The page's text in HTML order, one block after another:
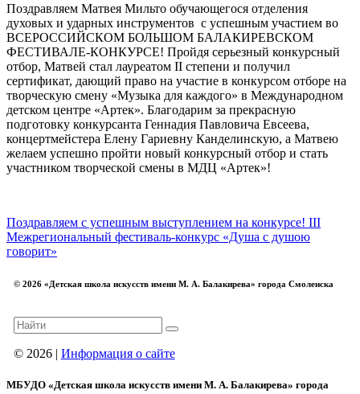
Поздравляем Матвея Мильто обучающегося отделения
духовых и ударных инструментов с успешным участием во
ВСЕРОССИЙСКОМ БОЛЬШОМ БАЛАКИРЕВСКОМ
ФЕСТИВАЛЕ-КОНКУРСЕ! Пройдя серьезный конкурсный
отбор, Матвей стал лауреатом II степени и получил
сертификат, дающий право на участие в конкурсом отборе на
творческую смену «Музыка для каждого» в Международном
детском центре «Артек». Благодарим за прекрасную
подготовку конкурсанта Геннадия Павловича Евсеева,
концертмейстера Елену Гариевну Канделинскую, а Матвею
желаем успешно пройти новый конкурсный отбор и стать
участником творческой смены в МДЦ «Артек»!
Поздравляем с успешным выступлением на конкурсе! III
Межрегиональный фестиваль-конкурс «Душа с душою
говорит»
© 2026 «Детская школа искусств имени М. А. Балакирева» города Смоленска
© 2026 | Информация о сайте
МБУДО «Детская школа искусств имени М. А. Балакирева» города